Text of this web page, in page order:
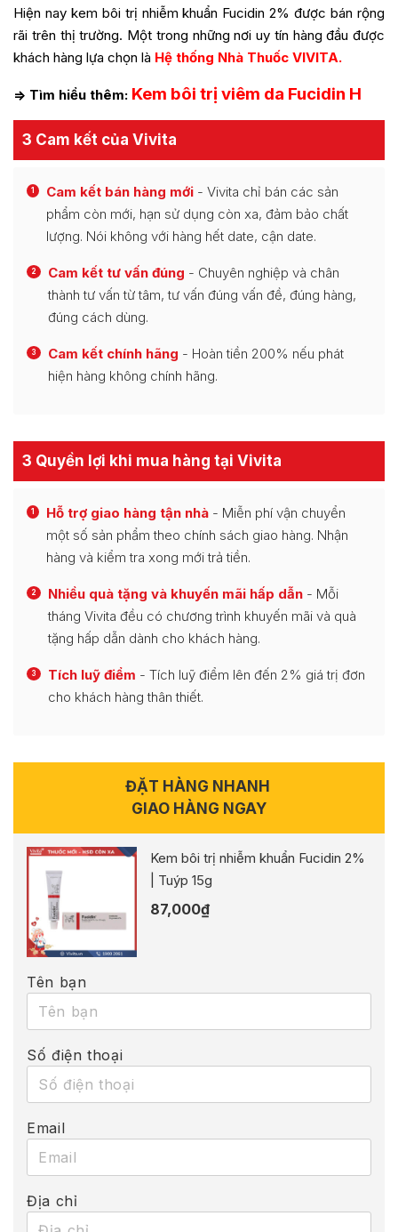
Hiện nay kem bôi trị nhiễm khuẩn Fucidin 2% được bán rộng
rãi trên thị trường. Một trong những nơi uy tín hàng đầu được
khách hàng lựa chọn là Hệ thống Nhà Thuốc VIVITA.
=> Tìm hiểu thêm: Kem bôi trị viêm da Fucidin H
3 Cam kết của Vivita
1 Cam kết bán hàng mới - Vivita chỉ bán các sản
phẩm còn mới, hạn sử dụng còn xa, đảm bảo chất
lượng. Nói không với hàng hết date, cận date.
2 Cam kết tư vấn đúng - Chuyên nghiệp và chân
thành tư vấn từ tâm, tư vấn đúng vấn đề, đúng hàng,
đúng cách dùng.
3 Cam kết chính hãng - Hoàn tiền 200% nếu phát
hiện hàng không chính hãng.
3 Quyền lợi khi mua hàng tại Vivita
1 Hỗ trợ giao hàng tận nhà - Miễn phí vận chuyển
một số sản phẩm theo chính sách giao hàng. Nhận
hàng và kiểm tra xong mới trả tiền.
2 Nhiều quà tặng và khuyến mãi hấp dẫn - Mỗi
tháng Vivita đều có chương trình khuyến mãi và quà
tặng hấp dẫn dành cho khách hàng.
3 Tích luỹ điểm - Tích luỹ điểm lên đến 2% giá trị đơn
cho khách hàng thân thiết.
ĐẶT HÀNG NHANH
GIAO HÀNG NGAY
Kem bôi trị nhiễm khuẩn Fucidin 2%
| Tuýp 15g
87,000₫
Tên bạn
Số điện thoại
Email
Địa chỉ